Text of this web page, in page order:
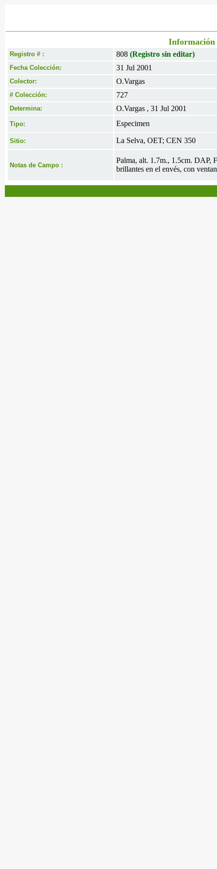
Información
Registro # : 808 (Registro sin editar)
Fecha Colección: 31 Jul 2001
Colector: O.Vargas
# Colección: 727
Determina: O.Vargas , 31 Jul 2001
Tipo: Especimen
Sitio: La Selva, OET; CEN 350
Notas de Campo :
Palma, alt. 1.7m., 1.5cm. DAP,
brillantes en el envés, con